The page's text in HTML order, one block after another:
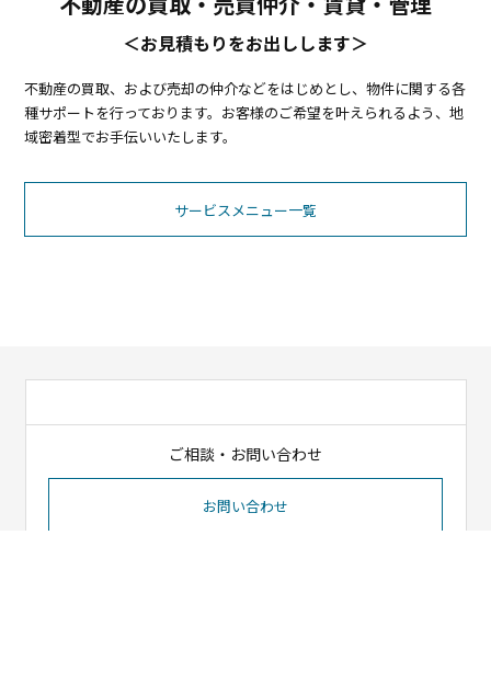
＜お見積もりをお出しします＞
不動産の買取、および売却の仲介などをはじめとし、物件に関する各
種サポートを行っております。 お客様のご希望を叶えられるよう、地
域密着型でお手伝いいたします。
サービスメニュー一覧
ご相談・お問い合わせ
お問い合わせ